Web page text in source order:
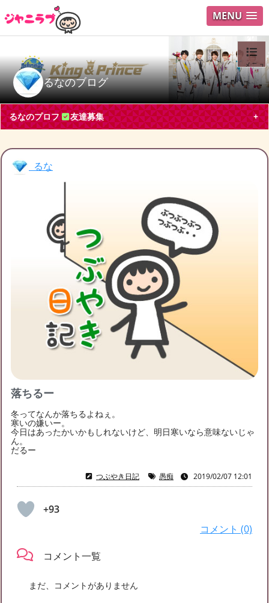
MENU
るなのブログ
メニュ
ログイ
ユーザ
Search
るなのプロフ 友達募集
るな
神奈川県 アルバイト・パート30代
髙橋海人
ブログ投稿 2244
フォロー フォロワー 1
るなのチケット募集
るなの友達募集 募集中
キンプリが好きな友達を探しています
キンプリのファンのお友達を探しています！LINEで
お話ししたり、もし近くに住んでいる方がいれば、
るなのブログ月別アーカイブ
2023年2月(2) 2023年1月(1) 2020年10月
(1)
2019年2月 (3) 2019年1月
るな
落ちるー
冬ってなんか落ちるよねぇ。
寒いの嫌いー。
今日はあったかいかもしれないけど、明日寒いなら意味ないじゃ
ん。
だるー
つぶやき日記 愚痴 2019/02/07 12:01
+93
コメント (0)
コメント一覧
まだ、コメントがありません